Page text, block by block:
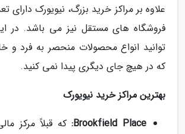
علاوه بر مراکز خرید بزرگ، نیویورک دارای
فروشگاه های مستقل نیز می باشد. در
توانید انواع محصولات منحصر به فرد و
که در هیچ جای دیگری پیدا نمی کنید.
بهترین مراکز خرید نیویورک
Brookfield Place:که قبلاً مرکز